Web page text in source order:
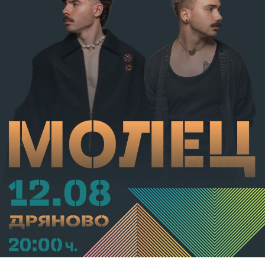
от НК – глоба в размер на 306,77 евро.
С постановление на Районна прокуратура-Габрово
В.А. е бил задържан за срок до 72 часа, а с
определение на Районен съд-Габрово спрямо него е
взета мярка за неотклонение „домашен арест“.
Съдебният акт е окончателен.